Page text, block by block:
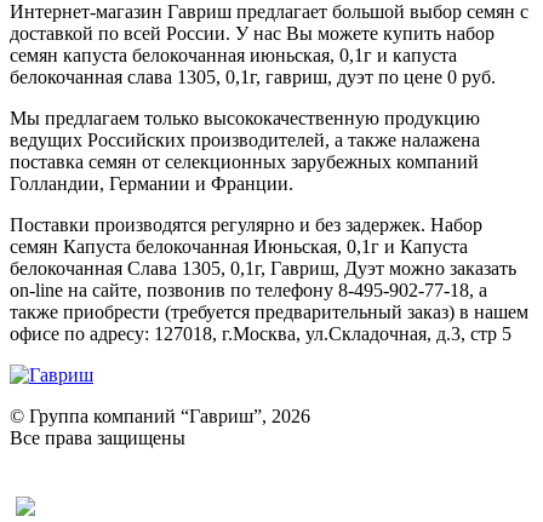
Интернет-магазин Гавриш предлагает большой выбор семян с
доставкой по всей России. У нас Вы можете купить набор
семян капуста белокочанная июньская, 0,1г и капуста
белокочанная слава 1305, 0,1г, гавриш, дуэт по цене 0 руб.
Мы предлагаем только высококачественную продукцию
ведущих Российских производителей, а также налажена
поставка семян от селекционных зарубежных компаний
Голландии, Германии и Франции.
Поставки производятся регулярно и без задержек. Набор
семян Капуста белокочанная Июньская, 0,1г и Капуста
белокочанная Слава 1305, 0,1г, Гавриш, Дуэт можно заказать
on-line на сайте, позвонив по телефону 8-495-902-77-18, а
также приобрести (требуется предварительный заказ) в нашем
офисе по адресу: 127018, г.Москва, ул.Складочная, д.3, стр 5
© Группа компаний “Гавриш”, 2026
Все права защищены